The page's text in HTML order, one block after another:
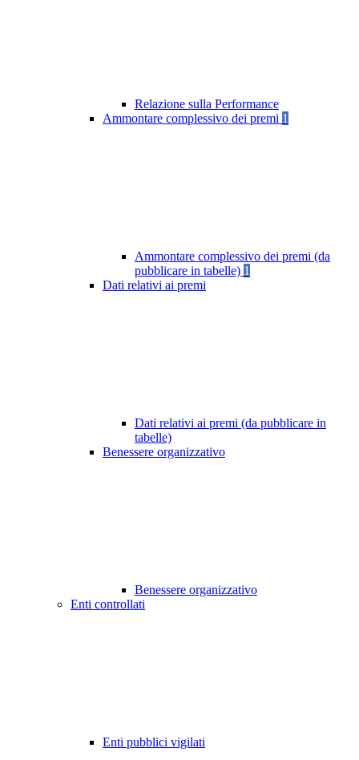
Relazione sulla Performance
Ammontare complessivo dei premi 1
Ammontare complessivo dei premi (da
pubblicare in tabelle) 1
Dati relativi ai premi
Dati relativi ai premi (da pubblicare in
tabelle)
Benessere organizzativo
Benessere organizzativo
Enti controllati
Enti pubblici vigilati